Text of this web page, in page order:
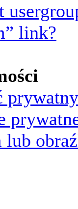
link?
lub